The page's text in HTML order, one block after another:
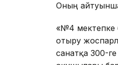
Оның айтуынша
«№4 мектепке
отыру
санатқа 300-